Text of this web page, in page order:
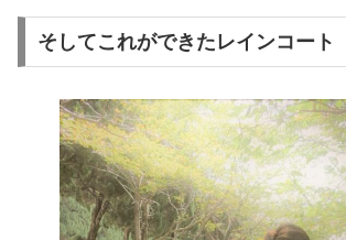
そしてこれができたレインコート